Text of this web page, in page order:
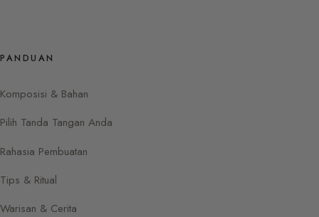
PANDUAN
Komposisi & Bahan
Pilih Tanda Tangan Anda
Rahasia Pembuatan
Tips & Ritual
Warisan & Cerita